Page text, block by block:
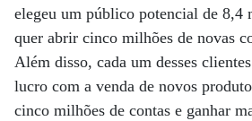
elegeu um público potencial de 8,4
quer abrir cinco milhões de novas
Além disso, cada um desses
lucro com a venda de novos
cinco milhões de contas e ganhar